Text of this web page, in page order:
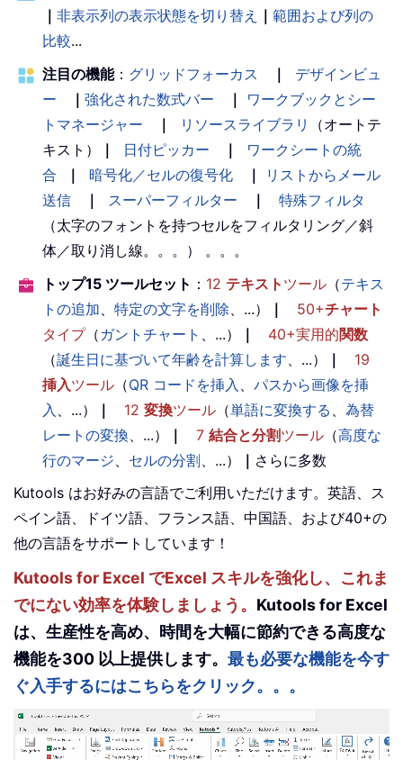
｜ 非表示列の表示状態を切り替え ｜ 範囲および列の
比較...
注目の機能： グリッドフォーカス ｜
デザインビュ
ー
｜ 強化された数式バー ｜
ワークブックとシー
トマネージャー
｜ リソースライブラリ
（オートテ
キスト）
｜ 日付ピッカー ｜
ワークシートの統
合
｜ 暗号化／セルの復号化 ｜
リストからメール
送信
｜ スーパーフィルター ｜
特殊フィルタ
（太字のフォントを持つセルをフィルタリング／斜
体／取り消し線。。。） 。。。
トップ15 ツールセット ： 12 テキスト ツール （テキス
トの追加
特定の文字を削除 、...） ｜ 50+チャート
タイプ（ ガントチャート 、...） ｜ 40+実用的関数
（誕生日に基づいて年齢を計算します 、...） ｜
19
挿入ツール （QR コードを挿入
パスから画像を挿
入
、...） ｜ 12 変換ツール （単語に変換する
為替
レートの変換 、...） ｜ 7 結合と分割ツール （高度な
行のマージ
セルの分割 、...） ｜ さらに多数
Kutools はお好みの言語でご利用いただけます。英語、ス
ペイン語、ドイツ語、フランス語、中国語、および40+の
他の言語をサポートしています！
Kutools for Excel でExcel スキルを強化し、これま
でにない効率を体験しましょう。 Kutools for Excel
は、生産性を高め、時間を大幅に節約できる高度な
機能を300 以上提供します。 最も必要な機能を今す
ぐ入手するにはこちらをクリック。。。